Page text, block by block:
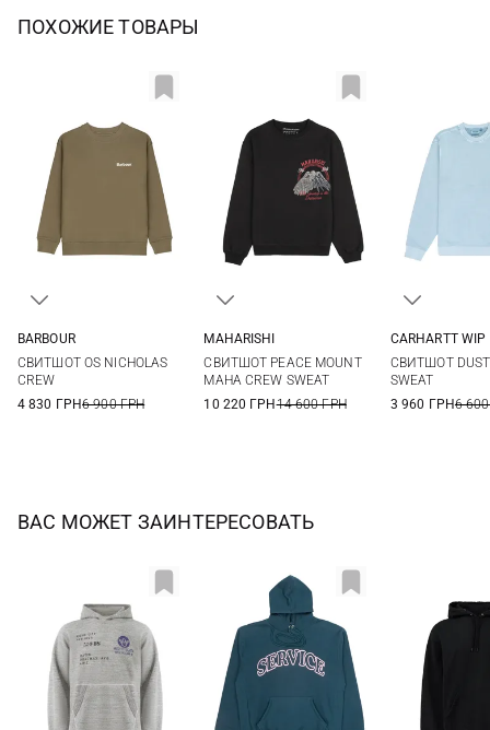
ПОХОЖИЕ ТОВАРЫ
44
BARBOUR
СВИТШОТ OS NICHOLAS
CREW
4 830 ГРН6 900 ГРН
MAHARISHI
СВИТШОТ PEACE MOUNT
MAHA CREW SWEAT
10 220 ГРН14 600 ГРН
CARHARTT WIP
СВИТШОТ
SWEAT
3 960 ГРН6
ВАС МОЖЕТ ЗАИНТЕРЕСОВАТЬ